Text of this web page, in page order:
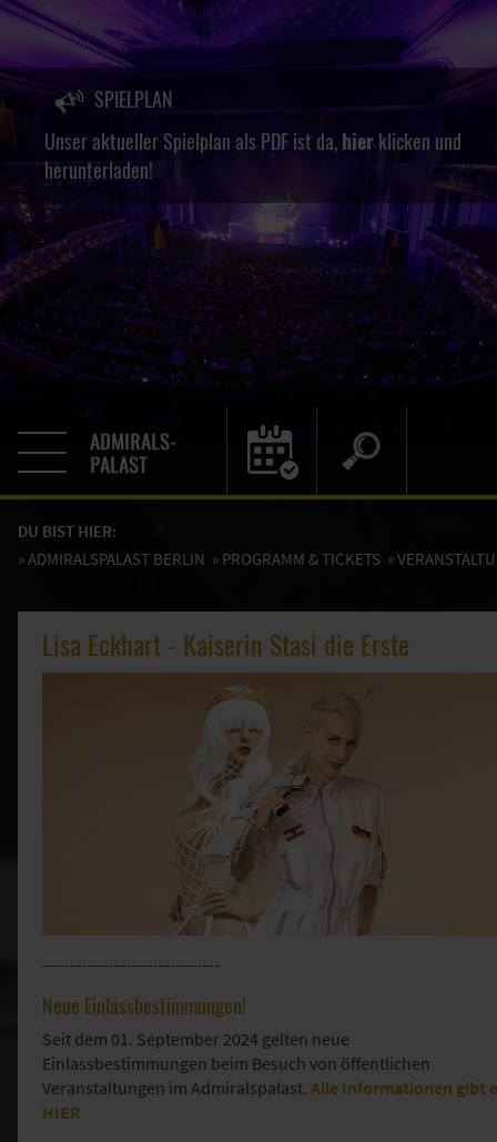
SPIELPLAN
Unser aktueller Spielplan als PDF ist da,hierklicken und
herunterladen!
DU BIST HIER:
»ADMIRALSPALAST BERLIN » PROGRAMM & TICKETS »
Lisa Eckhart - Kaiserin Stasi die Erste
--------------------------------
Neue Einlassbestimmungen!
Seit dem 01. September 2024 gelten neue
Einlassbestimmungen beim Besuch von öffentlichen
Veranstaltungen im Admiralspalast. Alle Informationen gibt
HIER